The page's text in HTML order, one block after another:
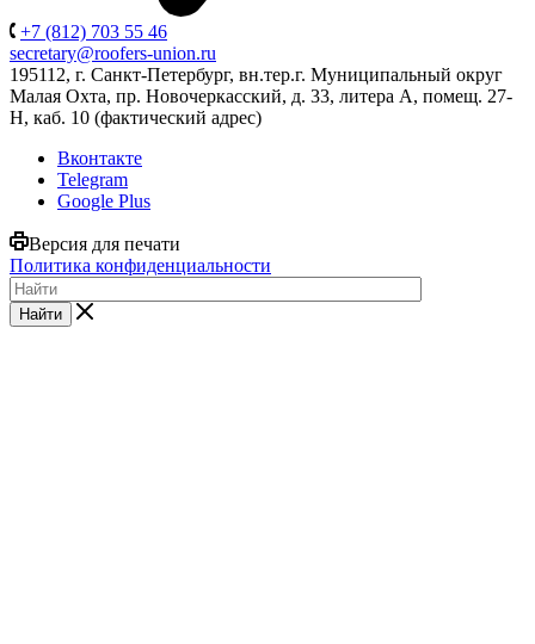
+7 (812) 703 55 46
secretary@roofers-union.ru
195112, г. Санкт-Петербург, вн.тер.г. Муниципальный округ
Малая Охта, пр. Новочеркасский, д. 33, литера А, помещ. 27-
Н, каб. 10 (фактический адрес)
Вконтакте
Telegram
Google Plus
Версия для печати
Политика конфиденциальности
Найти